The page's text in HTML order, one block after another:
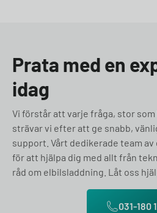
Prata med en
idag
Vi förstår att varje fråga, stor
strävar vi efter att ge snabb,
support. Vårt dedikerade team
för att hjälpa dig med allt från
råd om elbilsladdning. Låt oss
031-180